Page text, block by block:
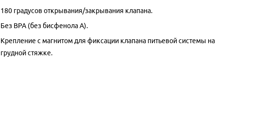
180 градусов открывания/закрывания клапана.
Без BPA (без бисфенола А).
Крепление с магнитом для фиксации клапана питьевой системы на
грудной стяжке.